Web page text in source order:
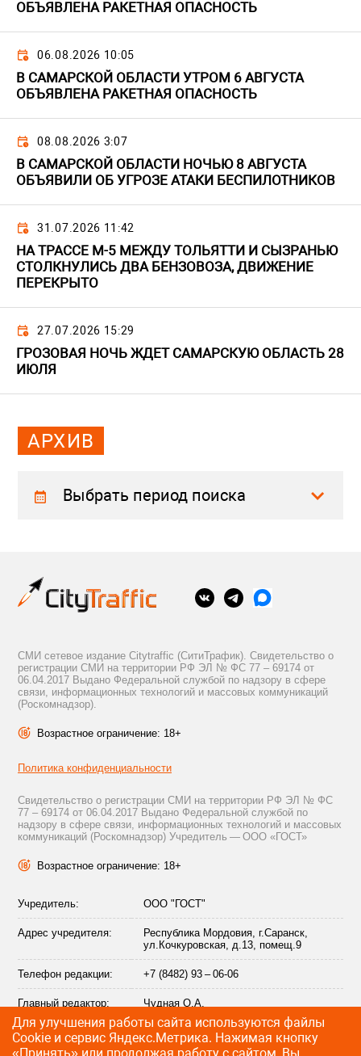
ОБЪЯВЛЕНА РАКЕТНАЯ ОПАСНОСТЬ
06.08.2026 10:05
В САМАРСКОЙ ОБЛАСТИ УТРОМ 6 АВГУСТА
ОБЪЯВЛЕНА РАКЕТНАЯ ОПАСНОСТЬ
08.08.2026 3:07
В САМАРСКОЙ ОБЛАСТИ НОЧЬЮ 8 АВГУСТА
ОБЪЯВИЛИ ОБ УГРОЗЕ АТАКИ БЕСПИЛОТНИКОВ
31.07.2026 11:42
НА ТРАССЕ М-5 МЕЖДУ ТОЛЬЯТТИ И СЫЗРАНЬЮ
СТОЛКНУЛИСЬ ДВА БЕНЗОВОЗА, ДВИЖЕНИЕ
ПЕРЕКРЫТО
27.07.2026 15:29
ГРОЗОВАЯ НОЧЬ ЖДЕТ САМАРСКУЮ ОБЛАСТЬ 28
ИЮЛЯ
АРХИВ
Выбрать период поиска
СМИ сетевое издание Citytraffic (СитиТрафик). Свидетельство о
регистрации СМИ на территории РФ ЭЛ № ФС 77 – 69174 от
06.04.2017 Выдано Федеральной службой по надзору в сфере
связи, информационных технологий и массовых коммуникаций
(Роскомнадзор).
Возрастное ограничение: 18+
Политика конфиденциальности
Свидетельство о регистрации СМИ на территории РФ ЭЛ № ФС
77 – 69174 от 06.04.2017 Выдано Федеральной службой по
надзору в сфере связи, информационных технологий и массовых
коммуникаций (Роскомнадзор) Учредитель — ООО «ГОСТ»
Возрастное ограничение: 18+
Учредитель: ООО "ГОСТ"
Адрес учредителя:
Республика Мордовия, г.Саранск,
ул.Кочкуровская, д.13, помещ.9
Телефон редакции: +7 (8482) 93 – 06-06
Главный редактор: Чудная О.А.
Адрес электронной
почты редакции:
info@citytraffic.ru
Для улучшения работы сайта используются файлы
Сookie и сервис Яндекс.Метрика. Нажимая кнопку